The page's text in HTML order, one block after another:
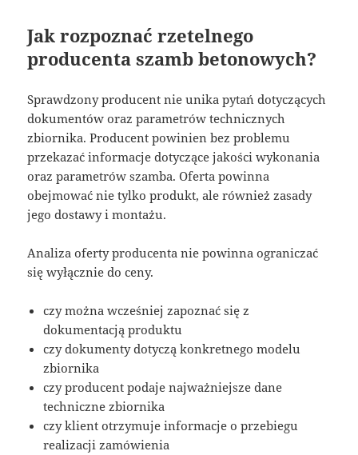
Jak rozpoznać rzetelnego
producenta szamb betonowych?
Sprawdzony producent nie unika pytań dotyczących
dokumentów oraz parametrów technicznych
zbiornika. Producent powinien bez problemu
przekazać informacje dotyczące jakości wykonania
oraz parametrów szamba. Oferta powinna
obejmować nie tylko produkt, ale również zasady
jego dostawy i montażu.
Analiza oferty producenta nie powinna ograniczać
się wyłącznie do ceny.
czy można wcześniej zapoznać się z
dokumentacją produktu
czy dokumenty dotyczą konkretnego modelu
zbiornika
czy producent podaje najważniejsze dane
techniczne zbiornika
czy klient otrzymuje informacje o przebiegu
realizacji zamówienia